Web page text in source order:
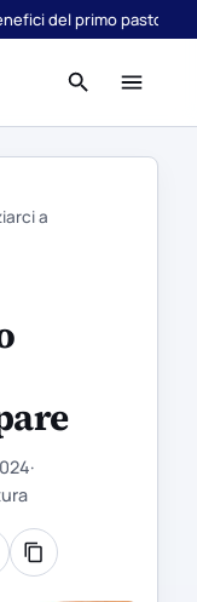
pastoAvocado 2.0:
Apri
Apri
a
·